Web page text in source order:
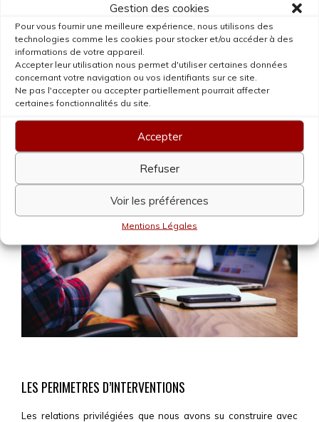
Gestion des cookies
Pour vous fournir une meilleure expérience, nous utilisons des
technologies comme les cookies pour stocker et/ou accéder à des
informations de votre appareil.
Accepter leur utilisation nous permet d'utiliser certaines données
concernant votre navigation ou vos identifiants sur ce site.
Ne pas l'accepter ou accepter partiellement pourrait affecter
certaines fonctionnalités du site.
Accepter
Refuser
Voir les préférences
Mentions Légales
Le développement et la fidélisation d’un réseau local.
La pertinence et l’adéquation des solutions.
La satisfaction des clients, des collaborateurs et des
candidats.
La disponibilité des interlocuteurs.
La réactivité, l’adaptabilité et la transparence des
échanges.
LES PERIMETRES D’INTERVENTIONS
Les relations privilégiées que nous avons su construire avec